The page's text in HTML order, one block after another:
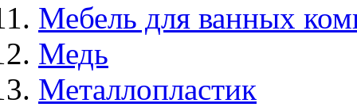
Мебель для ванных
Медь
Металлопластик